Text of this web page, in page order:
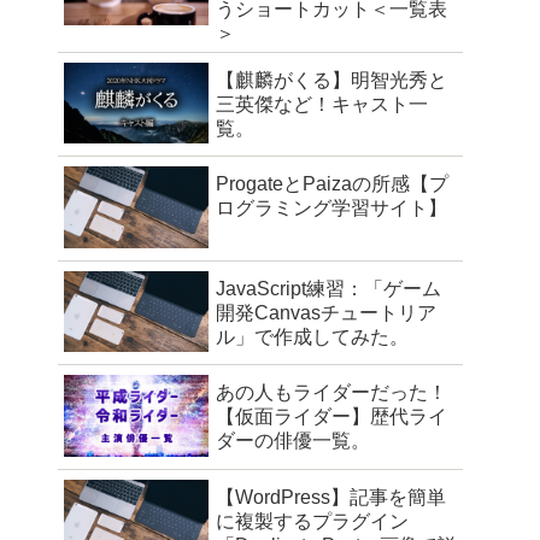
うショートカット＜一覧表
＞
【麒麟がくる】明智光秀と
三英傑など！キャスト一
覧。
ProgateとPaizaの所感【プ
ログラミング学習サイト】
JavaScript練習：「ゲーム
開発Canvasチュートリア
ル」で作成してみた。
あの人もライダーだった！
【仮面ライダー】歴代ライ
ダーの俳優一覧。
【WordPress】記事を簡単
に複製するプラグイン